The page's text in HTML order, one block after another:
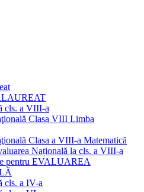
cls. a VIII-a
Clasa VIII Limba
Clasa a VIII-a Matematică
Națională la cls. a VIII-a
pentru EVALUAREA
cls. a IV-a